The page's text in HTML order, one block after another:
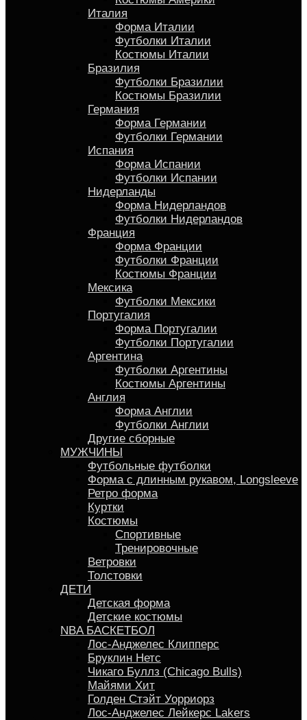
Италия
Форма Италии
Футболки Италии
Костюмы Италии
Бразилия
Футболки Бразилии
Костюмы Бразилии
Германия
Форма Германии
Футболки Германии
Испания
Форма Испании
Футболки Испании
Нидерланды
Форма Нидерландов
Футболки Нидерландов
Франция
Форма Франции
Футболки Франции
Костюмы Франции
Мексика
Футболки Мексики
Португалия
Форма Португалии
Футболки Португалии
Аргентина
Футболки Аргентины
Костюмы Аргентины
Англия
Форма Англии
Футболки Англии
Другие сборные
МУЖЧИНЫ
Футбольные футболки
Форма с длинным рукавом, Longsleeve
Ретро форма
Куртки
Костюмы
Спортивные
Тренировочные
Ветровки
Толстовки
ДЕТИ
Детская форма
Детские костюмы
NBA БАСКЕТБОЛ
Лос-Анджелес Клипперс
Бруклин Нетс
Чикаго Буллз (Chicago Bulls)
Майями Хит
Голден Стэйт Уорриорз
Лос-Анджелес Лейкерс Lakers